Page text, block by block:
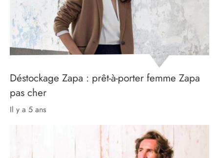
Déstockage Zapa : prêt-à-porter femme Zapa
pas cher
il y a 5 ans